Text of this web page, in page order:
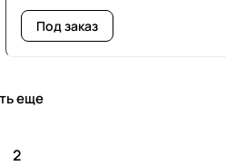
Под заказ
еще
2